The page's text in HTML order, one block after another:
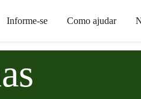
Informe-se Como ajudar